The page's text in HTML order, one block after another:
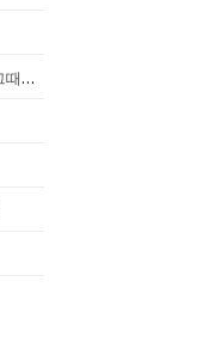
다시는 없을 역사상 전국민이 가장 행복했던 그때.(2002년...한일월드...